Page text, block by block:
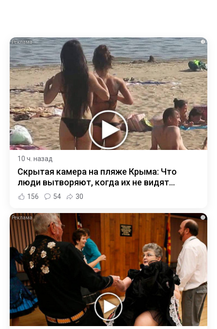
i
10 ч. назад
Скрытая камера на пляже Крыма: Что
люди вытворяют, когда их не видят...
156 54 30
i